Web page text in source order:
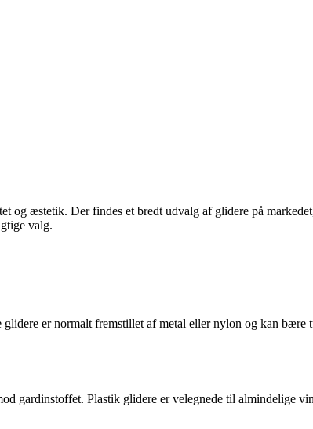
æstetik. Der findes et bredt udvalg af glidere på
valg.
er normalt fremstillet af metal eller nylon og kan bære
gardinstoffet. Plastik glidere er velegnede til almindelige